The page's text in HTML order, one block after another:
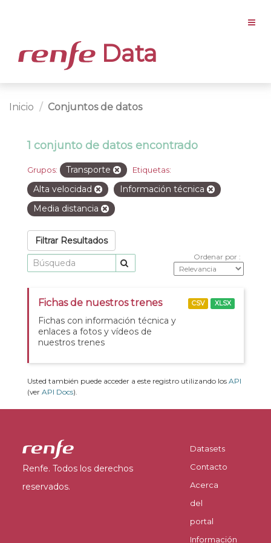
Data
Inicio Conjuntos de datos
1 conjunto de datos encontrado
Grupos: Transporte Etiquetas:
Alta velocidad
Información técnica
Media distancia
Filtrar Resultados
Ordenar por
Fichas de nuestros trenes
Fichas con información técnica y
enlaces a fotos y vídeos de
nuestros trenes
CSV XLSX
Usted también puede acceder a este registro utilizando los API
(ver API Docs).
Renfe. Todos los derechos
reservados.
Datasets
Contacto
Acerca
del
portal
Información